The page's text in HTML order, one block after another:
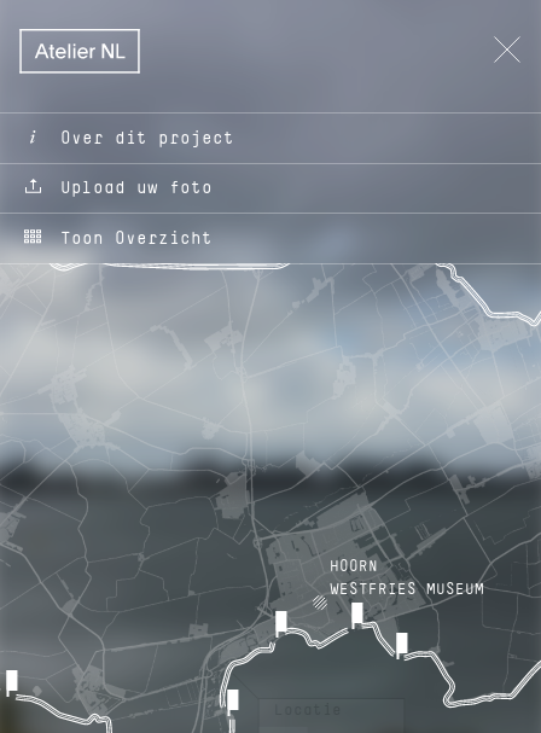
Over dit project
Upload uw foto
Toon Overzicht
Locatie
HOORN
WESTFRIES MUSEUM